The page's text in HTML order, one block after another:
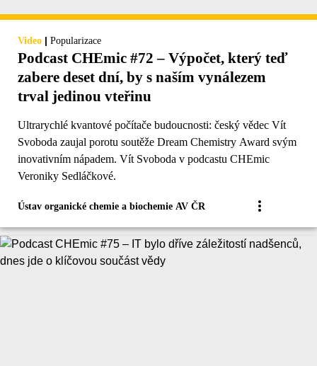
Video | Popularizace
Podcast CHEmic #72 – Výpočet, který teď
zabere deset dní, by s naším vynálezem
trval jedinou vteřinu
Ultrarychlé kvantové počítače budoucnosti: český vědec Vít
Svoboda zaujal porotu soutěže Dream Chemistry Award svým
inovativním nápadem. Vít Svoboda v podcastu CHEmic
Veroniky Sedláčkové.
Ústav organické chemie a biochemie AV ČR